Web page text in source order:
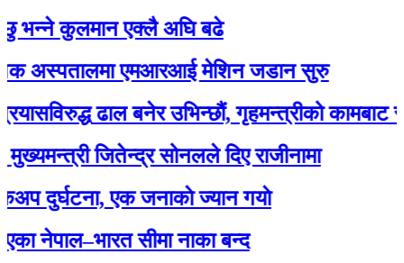
कुलमान एक्लै अघि बढे
एमआरआई मेशिन जडान सुरु
ढाल बनेर उभिन्छौं, गृहमन्त्रीको कामबाट
जितेन्द्र सोनलले दिए राजीनामा
एक जनाकाे ज्यान गयाे
सीमा नाका बन्द